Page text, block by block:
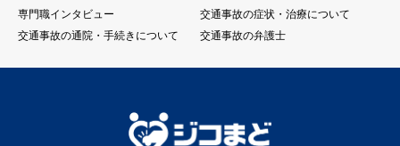
専門職インタビュー
交通事故の症状・治療について
交通事故の通院・手続きについて
交通事故の弁護士